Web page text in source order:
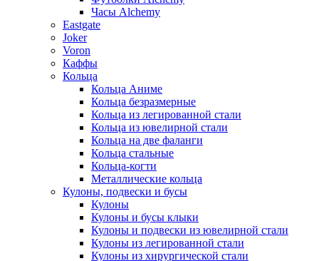
Часы Alchemy
Eastgate
Joker
Voron
Каффы
Кольца
Кольца Аниме
Кольца безразмерные
Кольца из легированной стали
Кольца из ювелирной стали
Кольца на две фаланги
Кольца стальные
Кольца-когти
Металлические кольца
Кулоны, подвески и бусы
Кулоны
Кулоны и бусы клыки
Кулоны и подвески из ювелирной стали
Кулоны из легированной стали
Кулоны из хирургической стали